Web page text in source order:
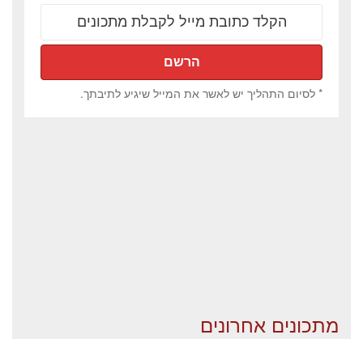
* לסיום התהליך יש לאשר את המייל שיגיע לתיבתך.
מתכונים אחרונים